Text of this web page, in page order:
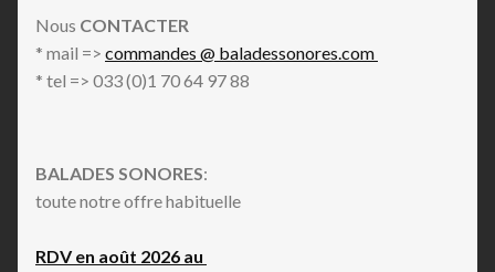
Nous CONTACTER
* mail => commandes @ baladessonores.com
* tel => 033 (0)1 70 64 97 88
BALADES SONORES:
toute notre offre habituelle
RDV en août 2026 au